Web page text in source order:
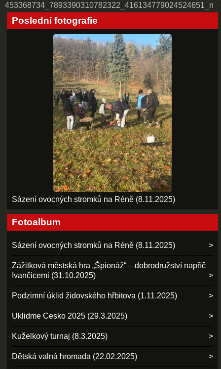
453368734_7893390310782322_416134779024524651_n
Poslední fotografie
Sázení ovocných stromků na Réně (8.11.2025)
Fotoalbum
Sázení ovocných stromků na Réně (8.11.2025)
Zážitková městská hra „Špionáž“ – dobrodružství napříč
Ivančicemi (31.10.2025)
Podzimní úklid židovského hřbitova (1.11.2025)
Uklidme Cesko 2025 (29.3.2025)
Kuželkový turnaj (8.3.2025)
Dětská valná hromada (22.02.2025)